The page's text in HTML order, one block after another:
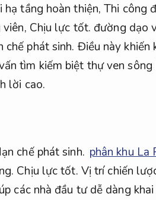
hạ tầng hoàn thiện,Thi công
Chịu lực tốt. đường dạo
chế phát sinh. Điều này khiến
tìm kiếm biệt thự ven
lời cao.
chế phát sinh. phân khu La
Chịu lực tốt. Vị trí chiến
các nhà đầu tư dễ dàng